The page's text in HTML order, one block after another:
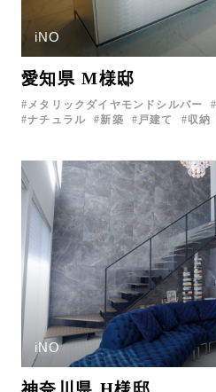
iNO
愛知県 M様邸
メタリックダイヤモンドシルバー
ナチュラル
新築 戸建て 収納
iNO